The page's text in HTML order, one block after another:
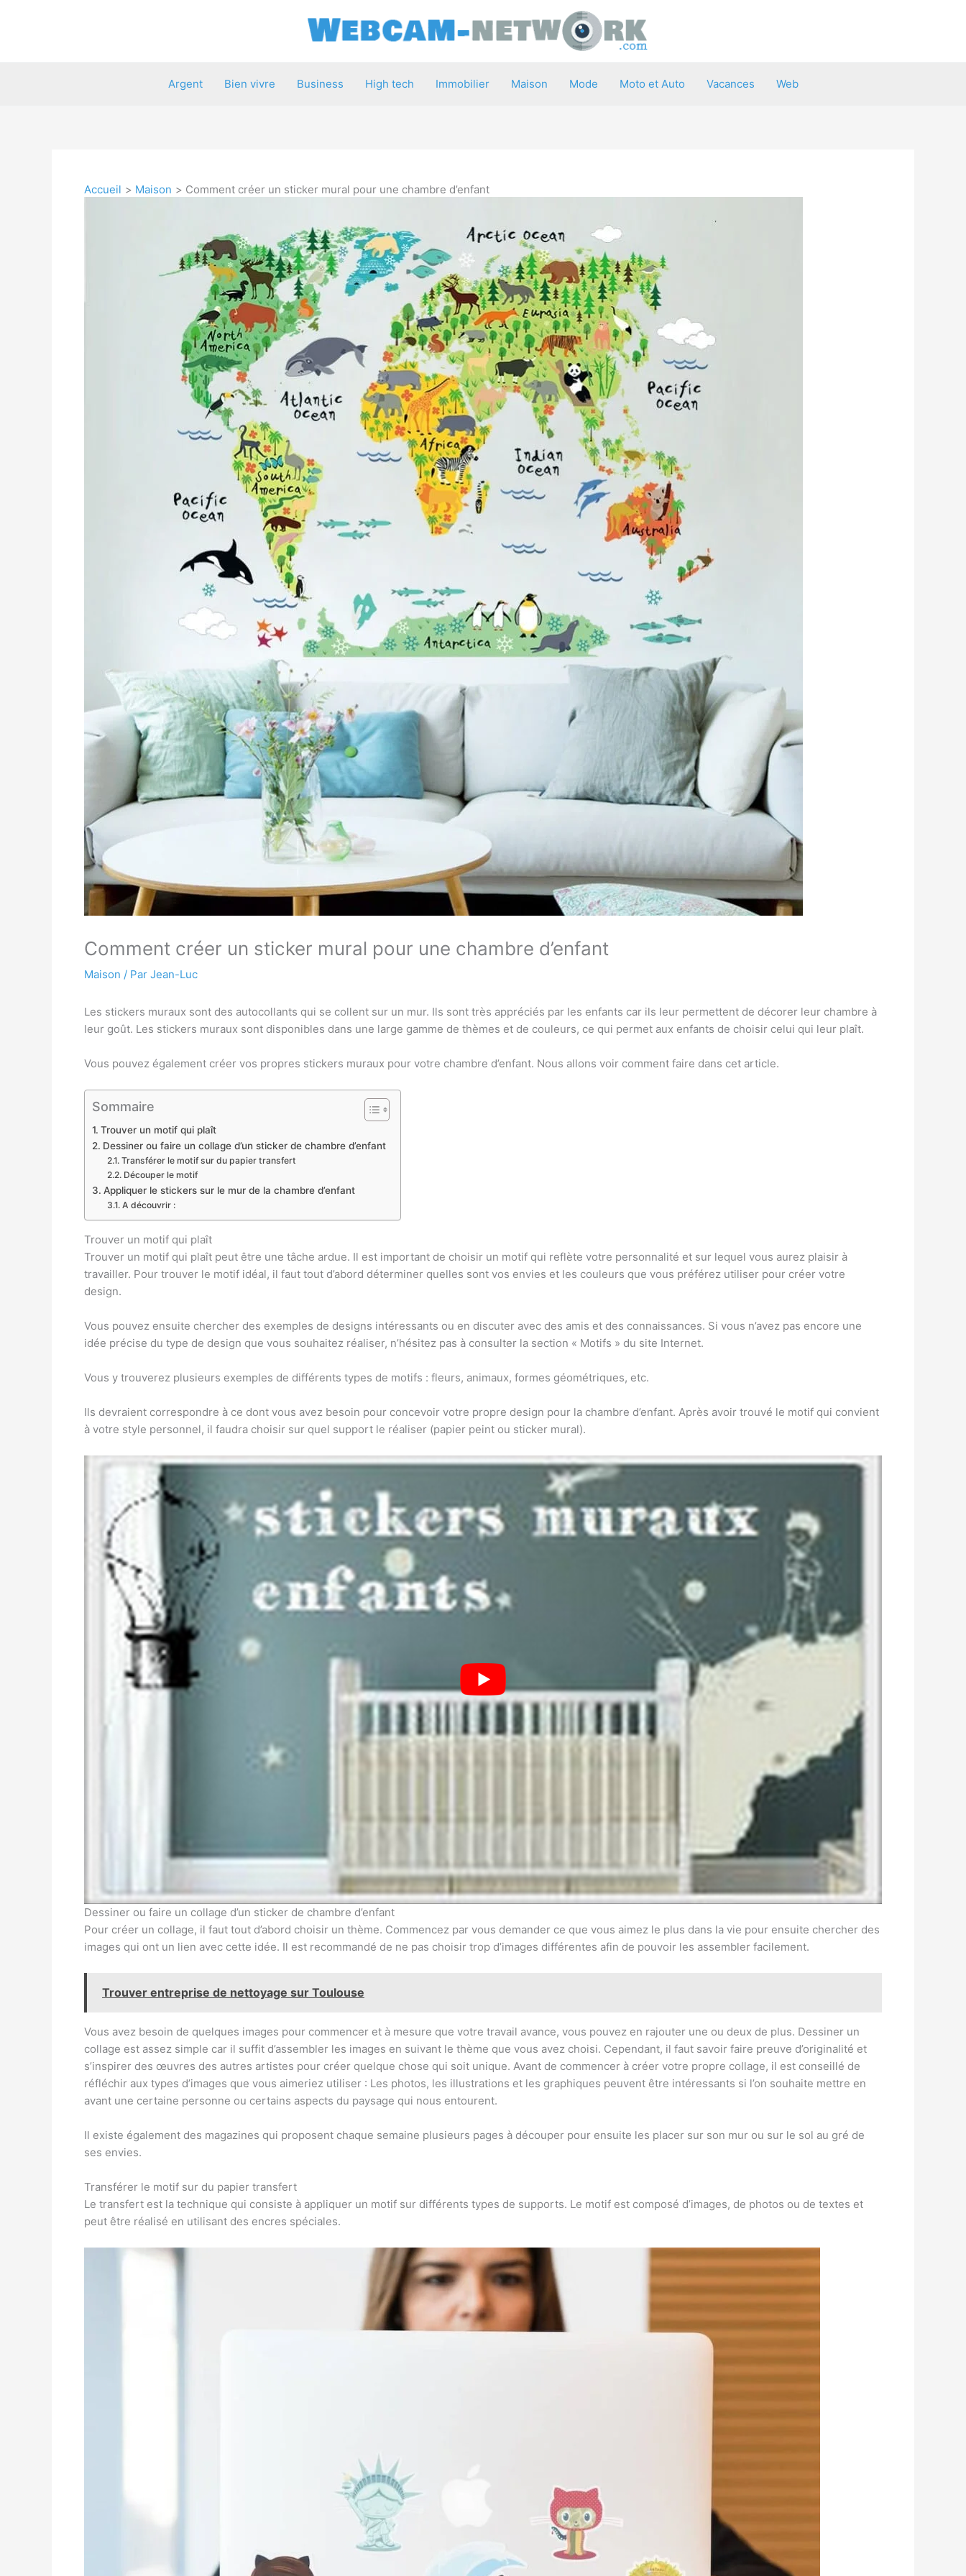
Argent Bien vivre Business High tech Immobilier Maison Mode Moto et Auto Vacances Web
Accueil Maison Comment créer un sticker mural pour une chambre d’enfant
Comment créer un sticker mural pour une chambre d’enfant
Maison / Par Jean-Luc
Les stickers muraux sont des autocollants qui se collent sur un mur. Ils sont très appréciés par les enfants car ils leur permettent de décorer leur chambre à
leur goût. Les stickers muraux sont disponibles dans une large gamme de thèmes et de couleurs, ce qui permet aux enfants de choisir celui qui leur plaît.
Vous pouvez également créer vos propres stickers muraux pour votre chambre d’enfant. Nous allons voir comment faire dans cet article.
Sommaire
Trouver un motif qui plaît
Dessiner ou faire un collage d’un sticker de chambre d’enfant
Transférer le motif sur du papier transfert
Découper le motif
Appliquer le stickers sur le mur de la chambre d’enfant
A découvrir :
Trouver un motif qui plaît
Trouver un motif qui plaît peut être une tâche ardue. Il est important de choisir un motif qui reflète votre personnalité et sur lequel vous aurez plaisir à
travailler. Pour trouver le motif idéal, il faut tout d’abord déterminer quelles sont vos envies et les couleurs que vous préférez utiliser pour créer votre
design.
Vous pouvez ensuite chercher des exemples de designs intéressants ou en discuter avec des amis et des connaissances. Si vous n’avez pas encore une
idée précise du type de design que vous souhaitez réaliser, n’hésitez pas à consulter la section « Motifs » du site Internet.
Vous y trouverez plusieurs exemples de différents types de motifs : fleurs, animaux, formes géométriques, etc.
Ils devraient correspondre à ce dont vous avez besoin pour concevoir votre propre design pour la chambre d’enfant. Après avoir trouvé le motif qui convient
à votre style personnel, il faudra choisir sur quel support le réaliser (papier peint ou sticker mural).
Dessiner ou faire un collage d’un sticker de chambre d’enfant
Pour créer un collage, il faut tout d’abord choisir un thème. Commencez par vous demander ce que vous aimez le plus dans la vie pour ensuite chercher des
images qui ont un lien avec cette idée. Il est recommandé de ne pas choisir trop d’images différentes afin de pouvoir les assembler facilement.
Trouver entreprise de nettoyage sur Toulouse
Vous avez besoin de quelques images pour commencer et à mesure que votre travail avance, vous pouvez en rajouter une ou deux de plus. Dessiner un
collage est assez simple car il suffit d’assembler les images en suivant le thème que vous avez choisi. Cependant, il faut savoir faire preuve d’originalité et
s’inspirer des œuvres des autres artistes pour créer quelque chose qui soit unique. Avant de commencer à créer votre propre collage, il est conseillé de
réfléchir aux types d’images que vous aimeriez utiliser : Les photos, les illustrations et les graphiques peuvent être intéressants si l’on souhaite mettre en
avant une certaine personne ou certains aspects du paysage qui nous entourent.
Il existe également des magazines qui proposent chaque semaine plusieurs pages à découper pour ensuite les placer sur son mur ou sur le sol au gré de
ses envies.
Transférer le motif sur du papier transfert
Le transfert est la technique qui consiste à appliquer un motif sur différents types de supports. Le motif est composé d’images, de photos ou de textes et
peut être réalisé en utilisant des encres spéciales.